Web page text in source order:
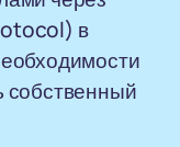
в
собственный